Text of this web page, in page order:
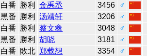
白番 勝利 金禹丞 3456
♂
黒番 勝利 汤靖轩 3206
♂
白番 勝利 蔡文鑫 3048
♂
黒番 勝利 胡晓 3181
♂
白番 敗北 郑载想 3354
♂